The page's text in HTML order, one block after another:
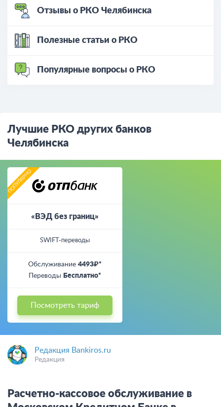
Отзывы о РКО Челябинска
Полезные статьи о РКО
Популярные вопросы о РКО
Лучшие РКО других банков
Челябинска
«ВЭД без границ»
SWIFT-переводы
Обслуживание 4493₽*
Переводы Бесплатно*
Посмотреть тариф
Редакция Bankiros.ru
Редакция
Расчетно-кассовое обслуживание в